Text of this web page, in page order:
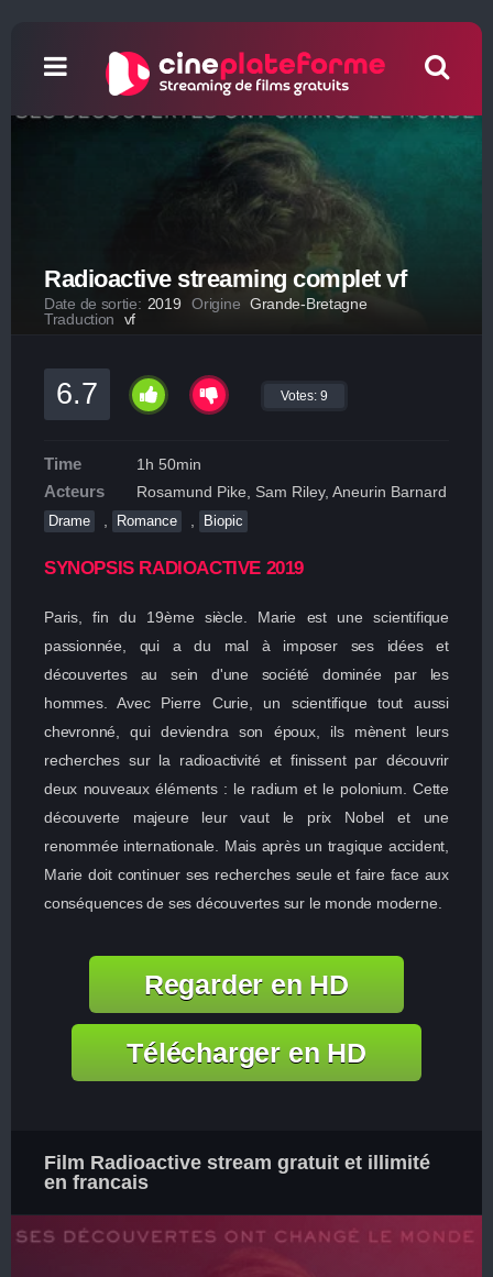
Radioactive streaming complet vf
Date de sortie: 2019 Origine Grande-Bretagne
Traduction
vf
6.7 Votes: 9
Time 1h 50min
Acteurs Rosamund Pike, Sam Riley, Aneurin Barnard
Drame Romance Biopic
SYNOPSIS RADIOACTIVE 2019
Paris, fin du 19ème siècle. Marie est une scientifique
passionnée, qui a du mal à imposer ses idées et
découvertes au sein d'une société dominée par les
hommes. Avec Pierre Curie, un scientifique tout aussi
chevronné, qui deviendra son époux, ils mènent leurs
recherches sur la radioactivité et finissent par découvrir
deux nouveaux éléments : le radium et le polonium. Cette
découverte majeure leur vaut le prix Nobel et une
renommée internationale. Mais après un tragique accident,
Marie doit continuer ses recherches seule et faire face aux
conséquences de ses découvertes sur le monde moderne.
Regarder en HD
Télécharger en HD
Film Radioactive stream gratuit et illimité
en francais